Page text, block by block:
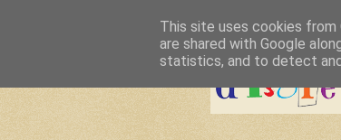
This site uses cookies from
are shared with Google
statistics, and to detect